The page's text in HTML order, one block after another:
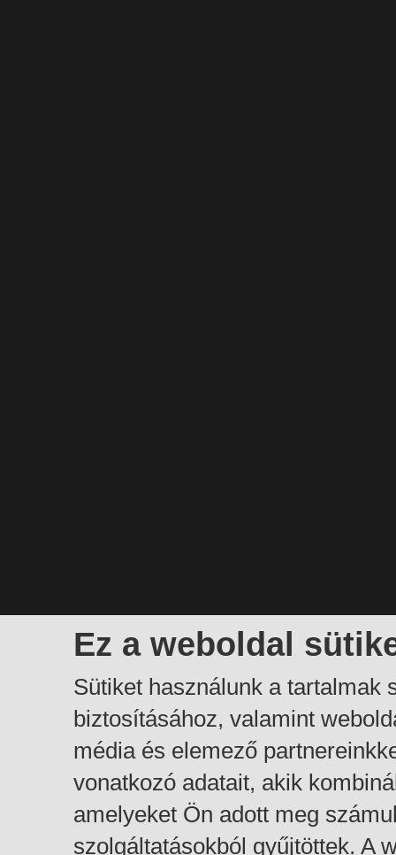
Ez a weboldal
Sütiket használunk a tartalmak
biztosításához, valamint
média és elemező
vonatkozó adatait, akik
amelyeket Ön adott meg
szolgáltatásokból gyűjtöttek. A